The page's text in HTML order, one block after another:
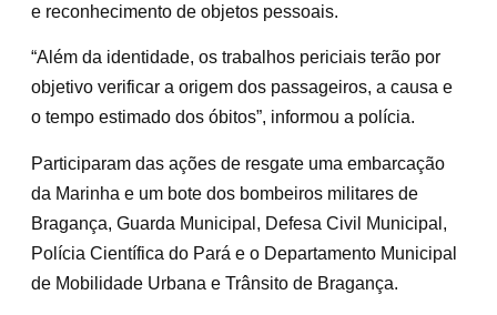
e reconhecimento de objetos pessoais.
“Além da identidade, os trabalhos periciais terão por
objetivo verificar a origem dos passageiros, a causa e
o tempo estimado dos óbitos”, informou a polícia.
Participaram das ações de resgate uma embarcação
da Marinha e um bote dos bombeiros militares de
Bragança, Guarda Municipal, Defesa Civil Municipal,
Polícia Científica do Pará e o Departamento Municipal
de Mobilidade Urbana e Trânsito de Bragança.